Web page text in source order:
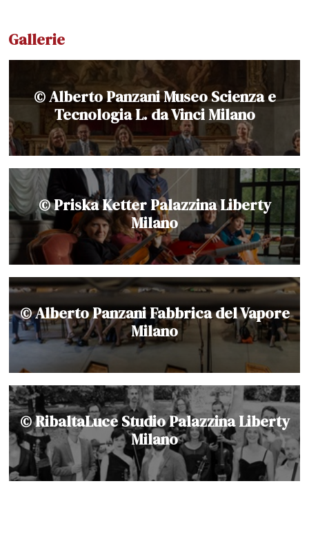
Gallerie
© Alberto Panzani Museo Scienza e
Tecnologia L. da Vinci Milano
© Priska Ketter Palazzina Liberty
Milano
© Alberto Panzani Fabbrica del Vapore
Milano
© RibaltaLuce Studio Palazzina Liberty
Milano